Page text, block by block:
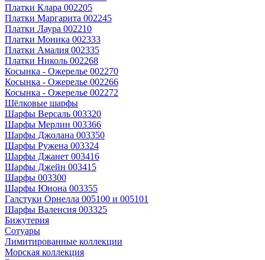
Платки Клара 002205
Платки Маргарита 002245
Платки Лаура 002210
Платки Моника 002333
Платки Амалия 002335
Платки Николь 002268
Косынка - Ожерелье 002270
Косынка - Ожерелье 002266
Косынка - Ожерелье 002272
Шёлковые шарфы
Шарфы Версаль 003320
Шарфы Мерлин 003366
Шарфы Джолана 003350
Шарфы Ружена 003324
Шарфы Джанет 003416
Шарфы Джейн 003415
Шарфы 003300
Шарфы Юнона 003355
Галстуки Орнелла 005100 и 005101
Шарфы Валенсия 003325
Бижутерия
Сотуары
Лимитированные коллекции
Морская коллекция